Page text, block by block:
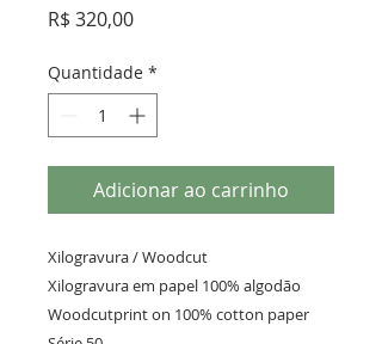
R$ 320,00Preço
Quantidade *
Adicionar ao carrinho
Xilogravura / Woodcut
Xilogravura em papel 100% algodão
Woodcutprint on 100% cotton paper